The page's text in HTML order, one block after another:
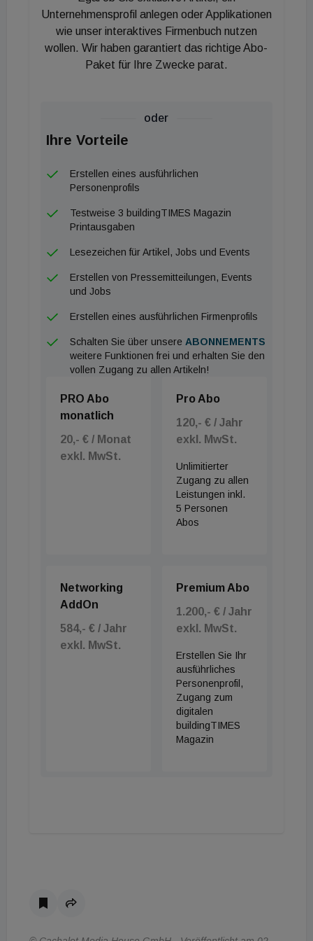
Besucher erwartet ein attraktiver Mix aus
innovativen Anbietern, aktuellem Experten- und
Vortragswissen und Networking-Ambiente in
Deutschlands Hochhaus-Metropole Frankfurt am
Alley“ – eine Präsentation von qualifizierten,
Unternehmensprofil anlegen oder Applikationen
wie unser interaktives Firmenbuch nutzen
wollen. Wir haben garantiert das richtige Abo-
Paket für Ihre Zwecke parat.
oder
Ihre Vorteile
Erstellen eines ausführlichen
Personenprofils
Testweise 3 buildingTIMES Magazin
Printausgaben
Lesezeichen für Artikel, Jobs und Events
Erstellen von Pressemitteilungen, Events
und Jobs
Erstellen eines ausführlichen Firmenprofils
Schalten Sie über unsere ABONNEMENTS
weitere Funktionen frei und erhalten Sie den
vollen Zugang zu allen Artikeln!
PRO Abo
monatlich
20,- € / Monat
exkl. MwSt.
Pro Abo
120,- € / Jahr
exkl. MwSt.
Unlimitierter
Zugang zu allen
Leistungen inkl.
5 Personen
Abos
Networking
AddOn
584,- € / Jahr
exkl. MwSt.
Premium Abo
1.200,- € / Jahr
exkl. MwSt.
Erstellen Sie Ihr
ausführliches
Personenprofil,
Zugang zum
digitalen
buildingTIMES
Magazin